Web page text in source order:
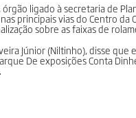
ligado à secretaria de
principais vias do Centro
sobre as faixas de
Júnior (Niltinho), disse
De exposições Conta